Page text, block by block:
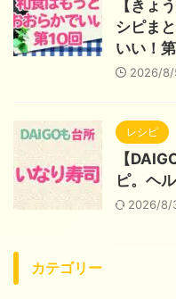
【きょ
シピま
いい！
2026/8/
レシピ
【
ピ。ヘ
2026/8/
カテゴリー